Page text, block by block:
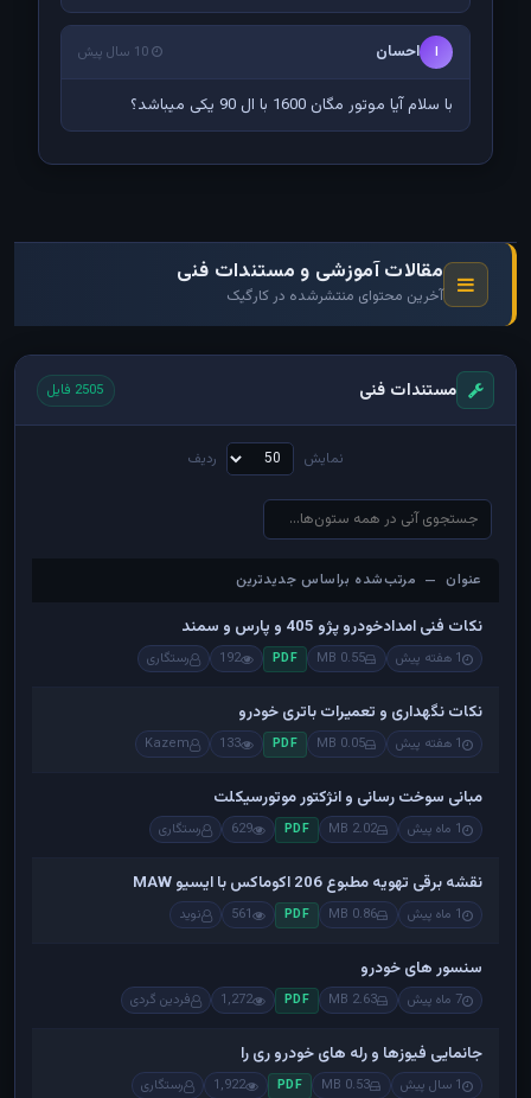
ا احسان 10 سال پیش
با سلام آیا موتور مگان 1600 با ال 90 یکی میباشد؟
مقالات آموزشی و مستندات فنی
آخرین محتوای منتشرشده در کارگیک
مستندات فنی 2505 فایل
نمایش ردیف
عنوان — مرتب‌شده براساس جدیدترین
عنوان — مرتب‌شده براساس جدیدترین
نکات فنی امدادخودرو پژو 405 و پارس و سمند
1 هفته پیش 0.55 MB
PDF
192 رستگاری
نکات نگهداری و تعمیرات باتری خودرو
1 هفته پیش 0.05 MB
PDF
133
Kazem
مبانی سوخت رسانی و انژکتور موتورسیکلت
1 ماه پیش 2.02 MB
PDF
629 رستگاری
نقشه برقی تهویه مطبوع 206 اکوماکس با ایسیو MAW
1 ماه پیش 0.86 MB
PDF
561 نوید
سنسور های خودرو
7 ماه پیش 2.63 MB
PDF
1,272 فردین گردی
جانمایی فیوزها و رله های خودرو ری را
1 سال پیش 0.53 MB
PDF
1,922 رستگاری